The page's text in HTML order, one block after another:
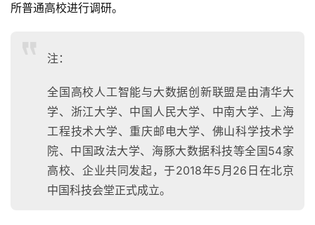
所普通高校进行调研。
注：
全国高校人工智能与大数据创新联盟是由清华大
学、浙江大学、中国人民大学、中南大学、上海
工程技术大学、重庆邮电大学、佛山科学技术学
院、中国政法大学、海豚大数据科技等全国54家
高校、企业共同发起，于2018年5月26日在北京
中国科技会堂正式成立。